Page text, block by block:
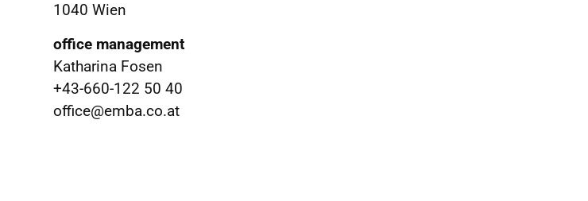
1040 Wien
office management
Katharina Fosen
+43-660-122 50 40
office@emba.co.at